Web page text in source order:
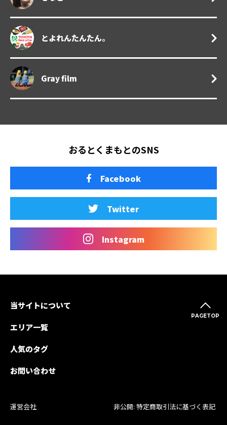
とよれんたんたん。
Gray film
おるとくまもとのSNS
Facebook
Twitter
Instagram
PAGETOP
当サイトについて
エリア一覧
人気のタグ
お問い合わせ
運営会社 非公開: 特定商取引法に基づく表記